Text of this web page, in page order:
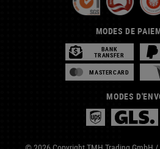
MODES DE
BANK
TRANSFER
MASTERCARD
MODES